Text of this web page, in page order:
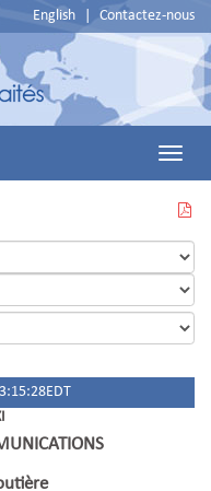
English Contactez-nous
Main
CETTE
PAGE
EN
PDF